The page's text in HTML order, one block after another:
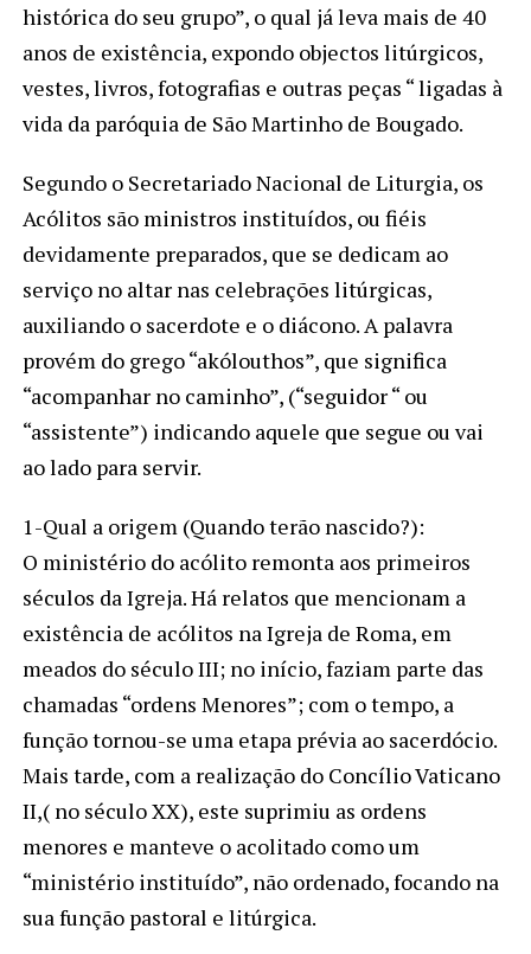
histórica do seu grupo”, o qual já leva mais de 40
anos de existência, expondo objectos litúrgicos,
vestes, livros, fotografias e outras peças “ ligadas à
vida da paróquia de São Martinho de Bougado.
Segundo o Secretariado Nacional de Liturgia, os
Acólitos são ministros instituídos, ou fiéis
devidamente preparados, que se dedicam ao
serviço no altar nas celebrações litúrgicas,
auxiliando o sacerdote e o diácono. A palavra
provém do grego “akólouthos”, que significa
“acompanhar no caminho”, (“seguidor “ ou
“assistente”) indicando aquele que segue ou vai
ao lado para servir.
1-Qual a origem (Quando terão nascido?):
O ministério do acólito remonta aos primeiros
séculos da Igreja. Há relatos que mencionam a
existência de acólitos na Igreja de Roma, em
meados do século III; no início, faziam parte das
chamadas “ordens Menores”; com o tempo, a
função tornou-se uma etapa prévia ao sacerdócio.
Mais tarde, com a realização do Concílio Vaticano
II,( no século XX), este suprimiu as ordens
menores e manteve o acolitado como um
“ministério instituído”, não ordenado, focando na
sua função pastoral e litúrgica.